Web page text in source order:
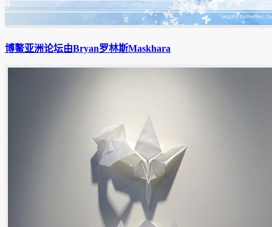
博鳌亚洲论坛由Bryan罗林斯Maskhara